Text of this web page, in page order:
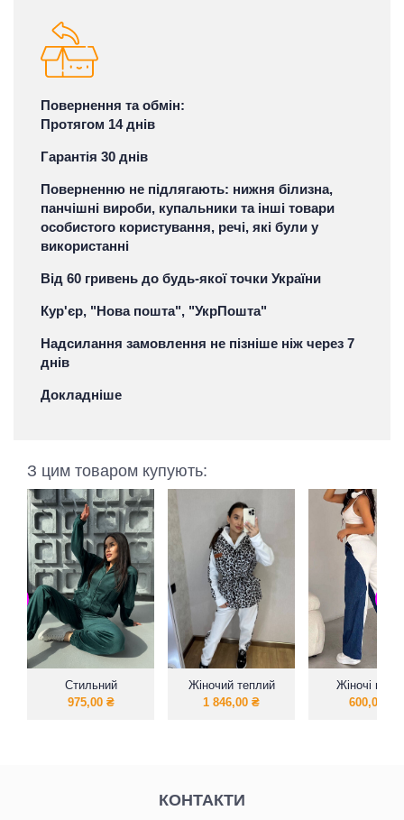
Повернення та обмін:
Протягом 14 днів
Гарантія 30 днів
Поверненню не підлягають: нижня білизна,
панчішні вироби, купальники та інші товари
особистого користування, речі, які були у
використанні
Від 60 гривень до будь-якої точки України
Кур'єр, "Нова пошта", "УкрПошта"
Надсилання замовлення не пізніше ніж через 7
днів
Докладніше
З цим товаром купують:
Стильний
велюровий костюм
975,00 ₴
Жіночий теплий
костюм з жилеткою
1 846,00₴
Жіночі
600,00
КОНТАКТИ